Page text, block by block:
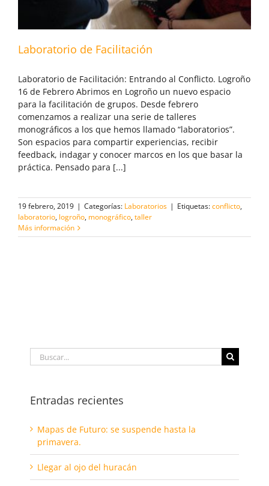
Laboratorio de Facilitación
Laboratorio de Facilitación: Entrando al Conflicto. Logroño
16 de Febrero Abrimos en Logroño un nuevo espacio
para la facilitación de grupos. Desde febrero
comenzamos a realizar una serie de talleres
monográficos a los que hemos llamado “laboratorios”.
Son espacios para compartir experiencias, recibir
feedback, indagar y conocer marcos en los que basar la
práctica. Pensado para [...]
19 febrero, 2019 | Categorías: Laboratorios | Etiquetas:conflicto,
laboratorio, logroño, monográfico,taller
Más información
Buscar:
Entradas recientes
Mapas de Futuro: se suspende hasta la
primavera.
Llegar al ojo del huracán